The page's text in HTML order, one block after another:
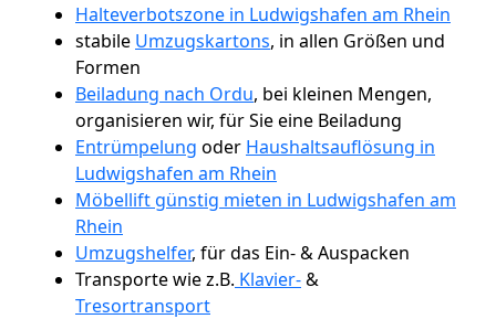
Halteverbotszone in Ludwigshafen am Rhein
stabile Umzugskartons, in allen Größen und
Formen
Beiladung nach Ordu, bei kleinen Mengen,
organisieren wir, für Sie eine Beiladung
Entrümpelung oder Haushaltsauflösung in
Ludwigshafen am Rhein
Möbellift günstig mieten in Ludwigshafen am
Rhein
Umzugshelfer, für das Ein- & Auspacken
Transporte wie z.B. Klavier-&
Tresortransport